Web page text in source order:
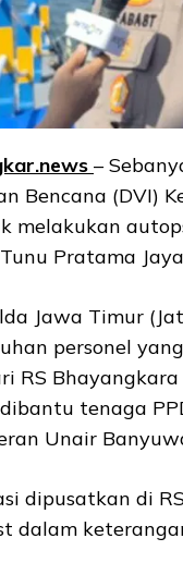
–
Bencana (DVI)
melakukan
Pratama
Jawa Timur
personel
RS
tenaga
Unair
dipusatkan di
dalam